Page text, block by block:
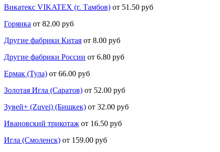
Викатекс VIKATEX (г. Тамбов) от 51.50 руб
Горянка от 82.00 руб
Другие фабрики Китая от 8.00 руб
Другие фабрики России от 6.80 руб
Ермак (Тула) от 66.00 руб
Золотая Игла (Саратов) от 52.00 руб
Зувей+ (Zuvei) (Бишкек) от 32.00 руб
Ивановский трикотаж от 16.50 руб
Игла (Смоленск) от 159.00 руб